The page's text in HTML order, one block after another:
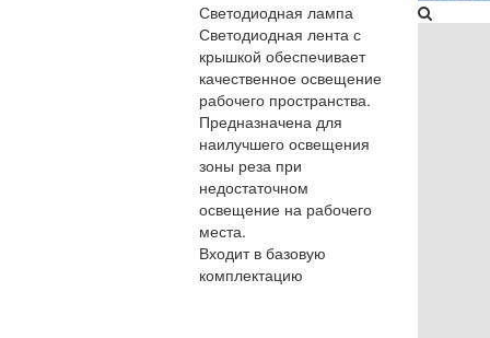
Светодиодная лампа
Светодиодная лента с
крышкой обеспечивает
качественное освещение
рабочего пространства.
Предназначена для
наилучшего освещения
зоны реза при
недостаточном
освещение на рабочего
места.
Входит в базовую
комплектацию